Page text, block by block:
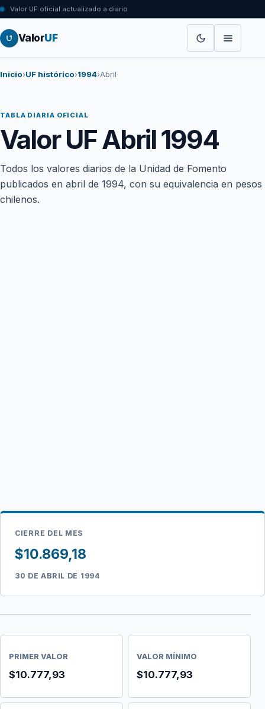
Valor UF oficial actualizado a diario
ValorUF
Inicio›UF histórico›1994›Abril
TABLA DIARIA OFICIAL
Valor UF Abril 1994
Todos los valores diarios de la Unidad de Fomento
publicados en abril de 1994, con su equivalencia en pesos
chilenos.
CIERRE DEL MES
$10.869,18
30 DE ABRIL DE 1994
PRIMER VALOR
$10.777,93
VALOR MÍNIMO
$10.777,93